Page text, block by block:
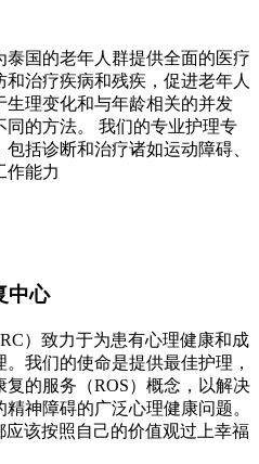
国的老年人群提供全面的医疗
治疗疾病和残疾，促进老年人
理变化和与年龄相关的并发
的方法。 我们的专业护理专
括诊断和治疗诸如运动障碍、
作能力
中心
）致力于为患有心理健康和成
我们的使命是提供最佳护理，
的服务（ROS）概念，以解决
神障碍的广泛心理健康问题。
该按照自己的价值观过上幸福